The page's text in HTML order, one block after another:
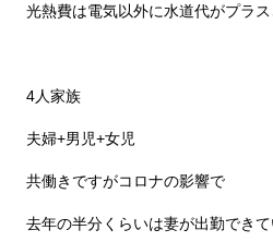
光熱費は電気以外に水道代がプラス
4人家族
夫婦+男児+女児
共働きですがコロナの影響で
去年の半分くらいは妻が出勤でき